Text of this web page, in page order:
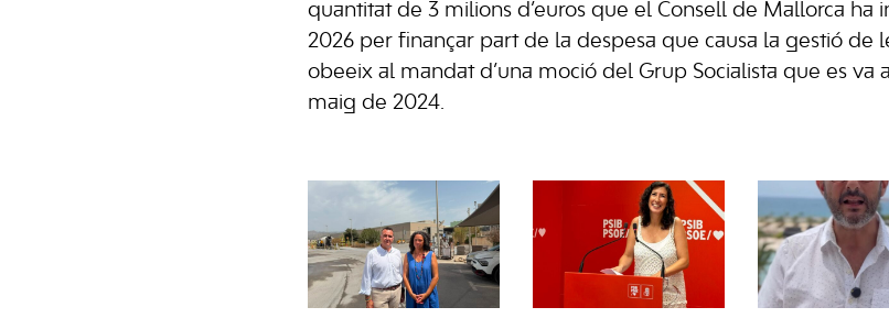
quantitat de 3 milions d’euros que el Consell de Mallorca ha
2026 per finançar part de la despesa que causa la gestió de
obeeix al mandat d’una moció del Grup Socialista que es
maig de 2024.